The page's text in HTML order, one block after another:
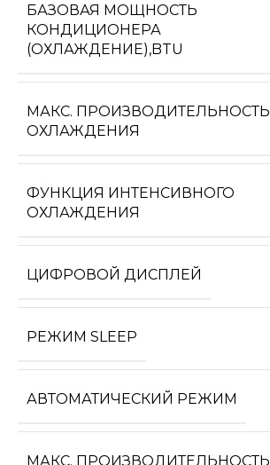
БАЗОВАЯ МОЩНОСТЬ
КОНДИЦИОНЕРА
(ОХЛАЖДЕНИЕ),BTU
МАКС. ПРОИЗВОДИТЕЛЬНОСТЬ
ОХЛАЖДЕНИЯ
ФУНКЦИЯ ИНТЕНСИВНОГО
ОХЛАЖДЕНИЯ
ЦИФРОВОЙ ДИСПЛЕЙ
РЕЖИМ SLEEP
АВТОМАТИЧЕСКИЙ РЕЖИМ
МАКС. ПРОИЗВОДИТЕЛЬНОСТЬ